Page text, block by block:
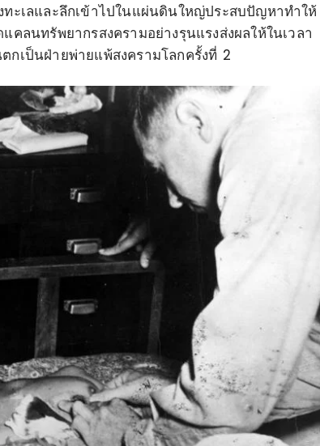
ทะเลและลึกเข้าไปในแผ่นดินใหญ่ประสบปัญหาทำให้
ลนทรัพยากรสงครามอย่างรุนแรงส่งผลให้ในเวลา
เป็นฝ่ายพ่ายแพ้สงครามโลกครั้งที่ 2